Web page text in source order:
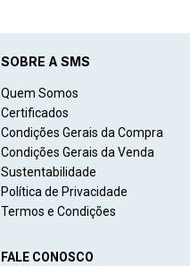
SOBRE A SMS
Quem Somos
Certificados
Condições Gerais da Compra
Condições Gerais da Venda
Sustentabilidade
Política de Privacidade
Termos e Condições
FALE CONOSCO